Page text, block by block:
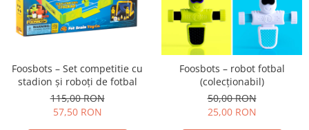
Jucarii dentitie
Teatru de papusi
Umbrele
Stilouri
Tempera și acuarele
Foosbots – Set competitie cu
stadion și roboți de fotbal
115,00 RON
57,50 RON
Foosbots – robot fotbal
(colecționabil)
50,00 RON
25,00 RON